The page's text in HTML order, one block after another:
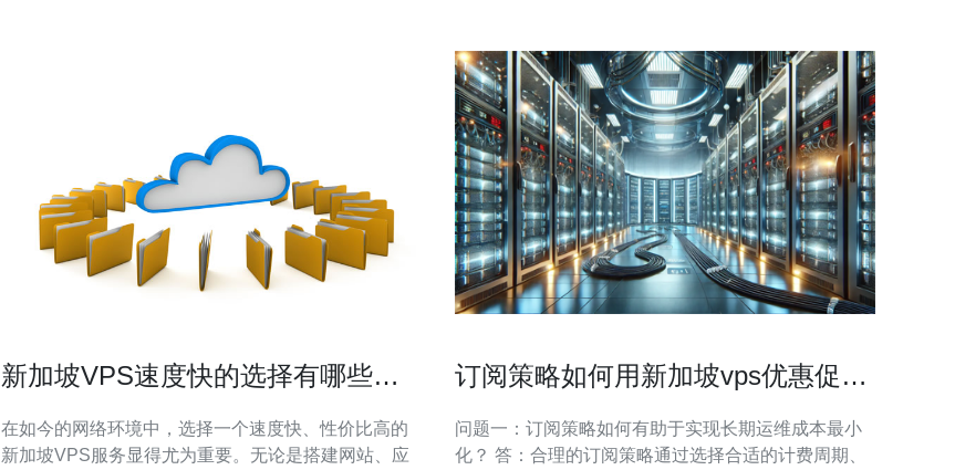
新加坡VPS速度快的选择有哪些值
在如今的网络环境中，选择一个速度快、性价比高的
新加坡VPS服务显得尤为重要。无论是搭建网站、应
订阅策略如何用新加坡vps优惠促销
问题一：订阅策略如何有助于实现长期运维成本最小
化？ 答：合理的订阅策略通过选择合适的计费周期、